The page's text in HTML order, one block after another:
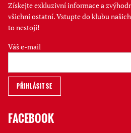
Získejte exkluzivní informace a
všichni ostatní. Vstupte do klubu
to nestojí!
Váš e-mail
FACEBOOK